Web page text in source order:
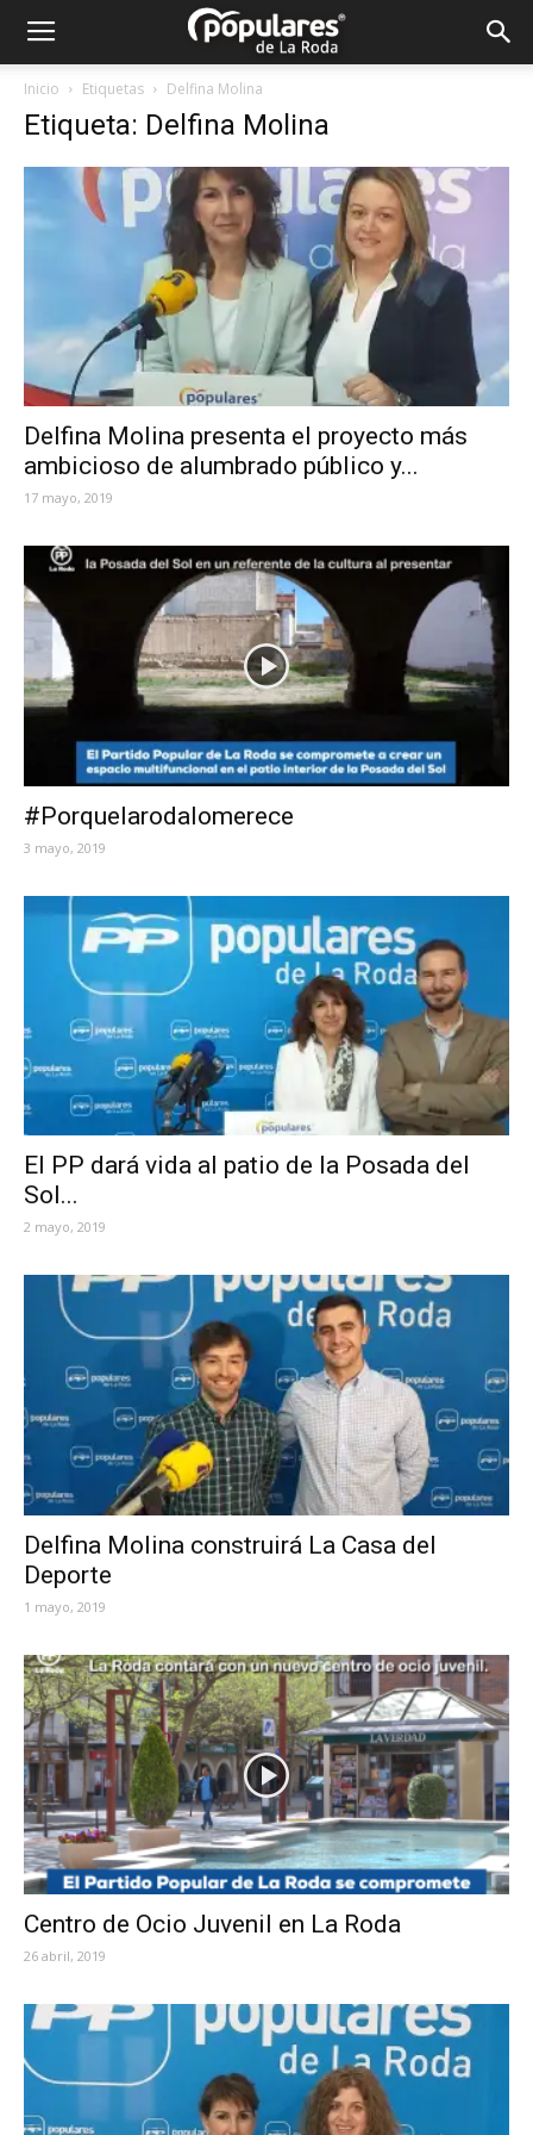
Partido
Popular
Roda
Inicio Etiquetas Delfina Molina
Etiqueta: Delfina Molina
Delfina Molina presenta el proyecto más
ambicioso de alumbrado público y...
17 mayo, 2019
#Porquelarodalomerece
3 mayo, 2019
El PP dará vida al patio de la Posada del
Sol...
2 mayo, 2019
Delfina Molina construirá La Casa del
Deporte
1 mayo, 2019
Centro de Ocio Juvenil en La Roda
26 abril, 2019